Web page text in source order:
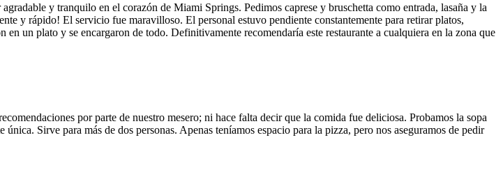
y tranquilo en el corazón de Miami Springs. Pedimos caprese y bruschetta como entrada, lasaña y la
y rápido! El servicio fue maravilloso. El personal estuvo pendiente constantemente para retirar platos,
un plato y se encargaron de todo. Definitivamente recomendaría este restaurante a cualquiera en la zona que
por parte de nuestro mesero; ni hace falta decir que la comida fue deliciosa. Probamos la sopa
Sirve para más de dos personas. Apenas teníamos espacio para la pizza, pero nos aseguramos de pedir